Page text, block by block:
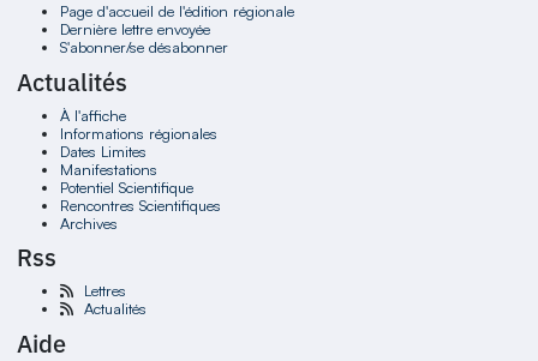
Page d'accueil de l'édition régionale
Dernière lettre envoyée
S'abonner/se désabonner
Actualités
À l'affiche
Informations régionales
Dates Limites
Manifestations
Potentiel Scientifique
Rencontres Scientifiques
Archives
Rss
Lettres
Actualités
Aide